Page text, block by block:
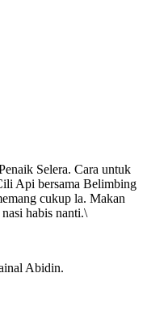
Selera. Cara untuk
Api bersama Belimbing
cukup la. Makan
nasi habis nanti.\
Abidin.